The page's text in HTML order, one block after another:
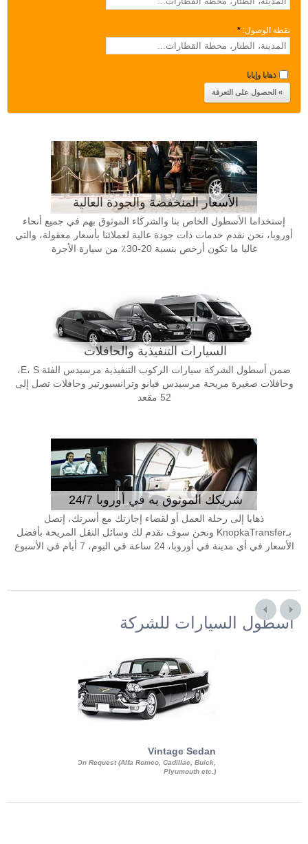
نقطة الوصول: *
ذهابا وإيابا
الأسعار المنخفضة والجودة العالية
إستخداما الأسطول الخاص بنا والشركاء الموثوق بهم في جميع أنحاء
أوروبا، نحن نقدم خدمات ذات جودة عالية لعملائنا بأسعار معقولة، والتي
غالبا ما تكون أرخص بنسبة 20-30٪ من سيارة الأجرة
السيارات التنفيذية والحافلات
ضمن أسطول الشركة سيارات الركوب التنفيذية مرسيدس الفئة E، S،
وحافلات صغيرة مريحة مرسيدس فيانو وترانسبورتير وحافلات تصل إلى
52 مقعد
شريكك الموثوق به في أوروبا 24/7
ذهابا إلى رحلة العمل أو لقضاء إجازتك مع أسرتك، إتصل
بـKnopkaTransfer ونحن سوف نقدم لك وسائل النقل المريحة بأفضل
الأسعار في أي مدينة في أوروبا، 24 ساعة في اليوم، 7 أيام في الأسبوع
أسطول السيارات للشركة
Vintage Sedan
On Request (Alfa Romeo, Cadillac, Buick,
Plyumouth etc.)